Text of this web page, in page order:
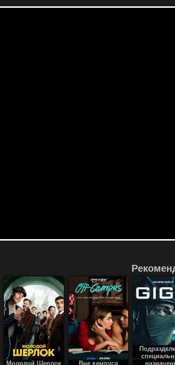
Молодой Шерлок Вне кампуса